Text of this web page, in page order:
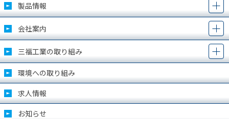
製品情報
会社案内
三福工業の取り組み
環境への取り組み
求人情報
お知らせ